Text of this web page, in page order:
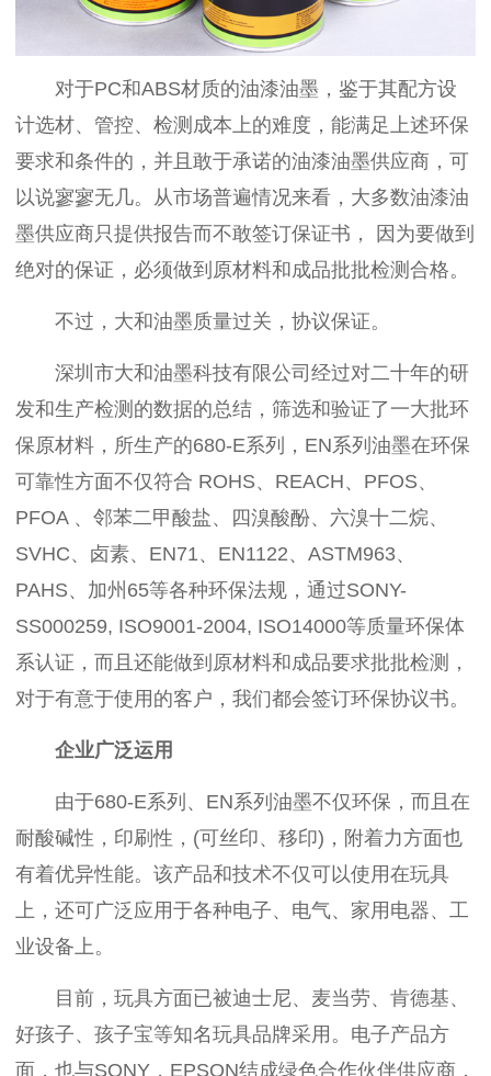
对于PC和ABS材质的油漆油墨，鉴于其配方设
计选材、管控、检测成本上的难度，能满足上述环保
要求和条件的，并且敢于承诺的油漆油墨供应商，可
以说寥寥无几。从市场普遍情况来看，大多数油漆油
墨供应商只提供报告而不敢签订保证书， 因为要做到
绝对的保证，必须做到原材料和成品批批检测合格。
不过，大和油墨质量过关，协议保证。
深圳市大和油墨科技有限公司经过对二十年的研
发和生产检测的数据的总结，筛选和验证了一大批环
保原材料，所生产的680-E系列，EN系列油墨在环保
可靠性方面不仅符合 ROHS、REACH、PFOS、
PFOA 、邻苯二甲酸盐、四溴酸酚、六溴十二烷、
SVHC、卤素、EN71、EN1122、ASTM963、
PAHS、加州65等各种环保法规，通过SONY-
SS000259, ISO9001-2004, ISO14000等质量环保体
系认证，而且还能做到原材料和成品要求批批检测，
对于有意于使用的客户，我们都会签订环保协议书。
企业广泛运用
由于680-E系列、EN系列油墨不仅环保，而且在
耐酸碱性，印刷性，(可丝印、移印)，附着力方面也
有着优异性能。该产品和技术不仅可以使用在玩具
上，还可广泛应用于各种电子、电气、家用电器、工
业设备上。
目前，玩具方面已被迪士尼、麦当劳、肯德基、
好孩子、孩子宝等知名玩具品牌采用。电子产品方
面，也与SONY，EPSON结成绿色合作伙伴供应商，